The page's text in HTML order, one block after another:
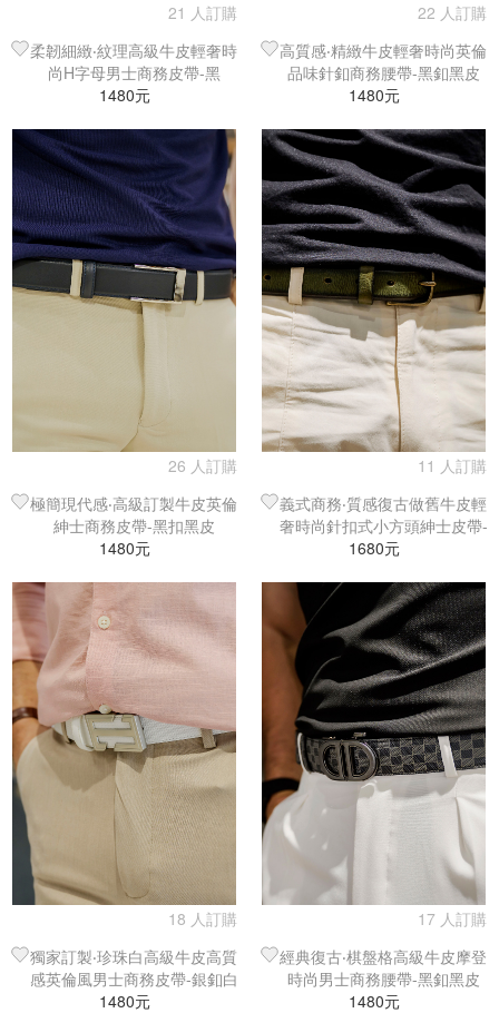
21 人訂購
柔韌細緻‧紋理高級牛皮輕奢時
尚H字母男士商務皮帶-黑
1480元
22 人訂購
高質感‧精緻牛皮輕奢時尚英倫
品味針釦商務腰帶-黑釦黑皮
1480元
26 人訂購
極簡現代感‧高級訂製牛皮英倫
紳士商務皮帶-黑扣黑皮
1480元
11 人訂購
義式商務‧質感復古做舊牛皮輕
奢時尚針扣式小方頭紳士皮帶-
棕綠
1680元
18 人訂購
獨家訂製‧珍珠白高級牛皮高質
感英倫風男士商務皮帶-銀釦白
皮
1480元
17 人訂購
經典復古‧棋盤格高級牛皮摩登
時尚男士商務腰帶-黑釦黑皮
1480元